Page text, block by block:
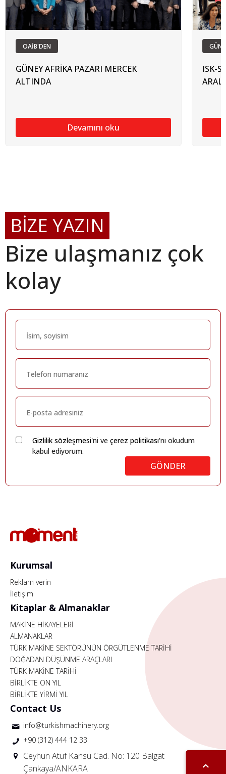
OAİB'DEN
GÜNEY AFRİKA PAZARI MERCEK
ALTINDA
Devamını oku
ISK-
BİZE YAZIN
Bize ulaşmanız çok
kolay
Gizlilik sözleşmesi'ni ve çerez politikası'nı okudum
kabul ediyorum.
GÖNDER
Kurumsal
Reklam verin
İletişim
Kitaplar & Almanaklar
MAKİNE HİKAYELERİ
ALMANAKLAR
TÜRK MAKİNE SEKTÖRÜNÜN ÖRGÜTLENME TARİHİ
DOĞADAN DÜŞÜNME ARAÇLARI
TÜRK MAKİNE TARİHİ
BİRLİKTE ON YIL
BİRLİKTE YİRMİ YIL
Contact Us
info@turkishmachinery.org
+90 (312) 444 12 33
Ceyhun Atuf Kansu Cad. No: 120 Balgat
Çankaya/ANKARA